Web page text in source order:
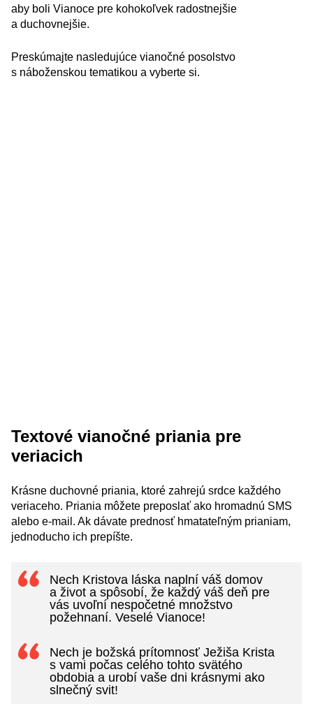
aby boli Vianoce pre kohokoľvek radostnejšie
a duchovnejšie.
Preskúmajte nasledujúce vianočné posolstvo
s náboženskou tematikou a vyberte si.
Textové vianočné priania pre
veriacich
Krásne duchovné priania, ktoré zahrejú srdce každého
veriaceho. Priania môžete preposlať ako hromadnú SMS
alebo e-mail. Ak dávate prednosť hmatateľným prianiam,
jednoducho ich prepíšte.
Nech Kristova láska naplní váš domov
a život a spôsobí, že každý váš deň pre
vás uvoľní nespočetné množstvo
požehnaní. Veselé Vianoce!
Nech je božská prítomnosť Ježiša Krista
s vami počas celého tohto svätého
obdobia a urobí vaše dni krásnymi ako
slnečný svit!